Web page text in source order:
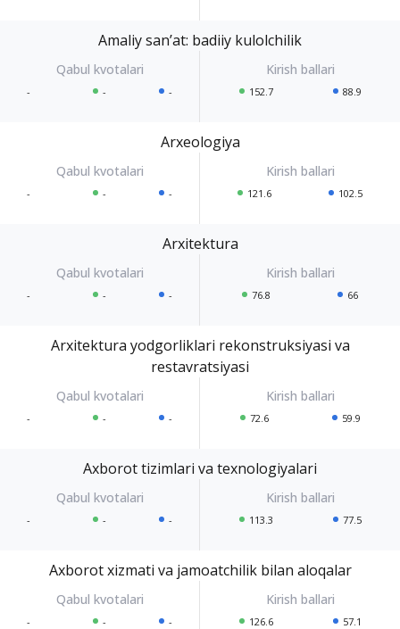
Amaliy sanʼat: badiiy kulolchilik
- - - 152.7 88.9
Arxeologiya
- - - 121.6 102.5
Arxitektura
- - - 76.8 66
Arxitektura yodgorliklari rekonstruksiyasi va
restavratsiyasi
- - - 72.6 59.9
Axborot tizimlari va texnologiyalari
- - - 113.3 77.5
Axborot xizmati va jamoatchilik bilan aloqalar
- - - 126.6 57.1